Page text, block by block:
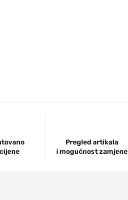
Pregled artikala
i mogućnost zamjene